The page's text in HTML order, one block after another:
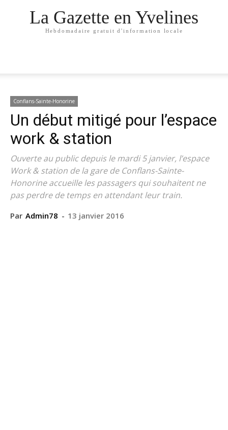
La Gazette en Yvelines
Hebdomadaire gratuit d'information locale
Conflans-Sainte-Honorine
Un début mitigé pour l’espace
work & station
Ouverte au public depuis le mardi 5 janvier, l’espace
Work & station de la gare de Conflans-Sainte-
Honorine accueille les passagers qui souhaitent ne
pas perdre de temps en attendant leur train.
Par Admin78 - 13 janvier 2016